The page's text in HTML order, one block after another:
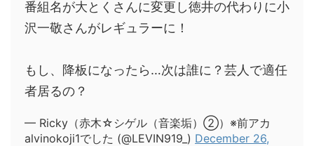
番組名が大とくさんに変更し徳井の代わりに小
沢一敬さんがレギュラーに！
もし、降板になったら…次は誰に？芸人で適任
者居るの？
— Ricky（赤木☆シゲル（音楽垢）②）※前アカ
alvinokoji1でした (@LEVIN919_) December 26,